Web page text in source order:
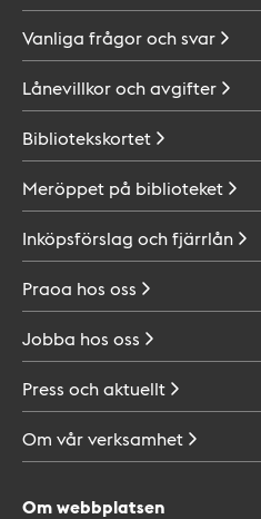
Vanliga frågor ochsvar
Lånevillkor ochavgifter
Bibliotekskortet
Meröppet på biblioteket
Inköpsförslag ochfjärrlån
Praoa hos oss
Jobba hos oss
Press ochaktuellt
Om vårverksamhet
Om webbplatsen